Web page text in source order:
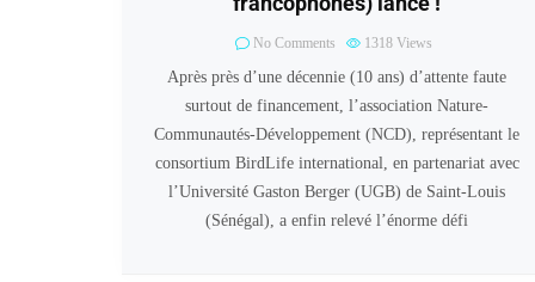
No Comments 1318 Views
Après près d’une décennie (10 ans) d’attente faute
surtout de financement, l’association Nature-
Communautés-Développement (NCD), représentant le
consortium BirdLife international, en partenariat avec
l’Université Gaston Berger (UGB) de Saint-Louis
(Sénégal), a enfin relevé l’énorme défi